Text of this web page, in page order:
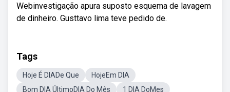
Webinvestigação apura suposto esquema de lavagem
de dinheiro. Gusttavo lima teve pedido de.
Tags
Hoje É DIADe Que
HojeEm DIA
Bom DIA ÚltimoDIA Do Mês
1 DIA DoMes